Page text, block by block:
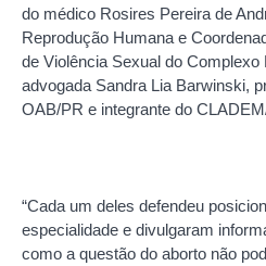
do médico Rosires Pereira de
Reprodução Humana e
de Violência Sexual do
advogada Sandra Lia Barwinski,
OAB/PR e integrante do
“Cada um deles defendeu
especialidade e divulgaram
como a questão do aborto não